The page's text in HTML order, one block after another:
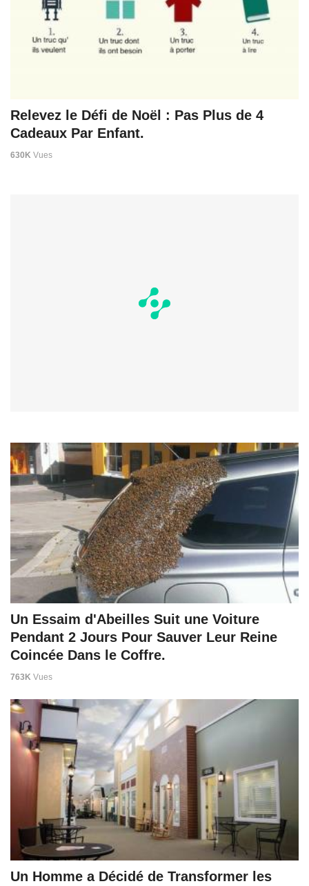
Relevez le Défi de Noël : Pas Plus de 4
Cadeaux Par Enfant.
630K Vues
Un Essaim d'Abeilles Suit une Voiture
Pendant 2 Jours Pour Sauver Leur Reine
Coincée Dans le Coffre.
763K Vues
Un Homme a Décidé de Transformer les